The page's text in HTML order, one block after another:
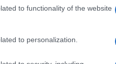
to functionality of the website
to personalization.
mai a quanto
rare